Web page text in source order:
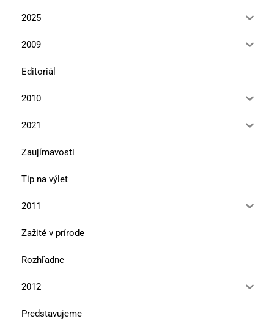
2025
2009
Editoriál
2010
2021
Zaujímavosti
Tip na výlet
2011
Zažité v prírode
Rozhľadne
2012
Predstavujeme